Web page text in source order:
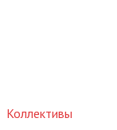
Коллективы